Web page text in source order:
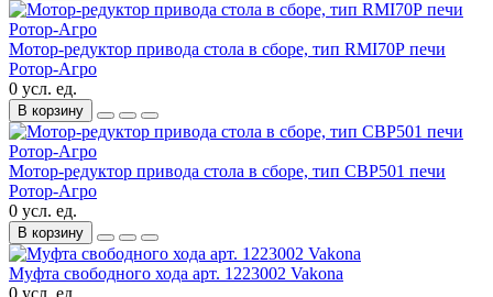
Мотор-редуктор привода стола в сборе, тип RMI70Р печи
Ротор-Агро
0 усл. ед.
В корзину
Мотор-редуктор привода стола в сборе, тип СВР501 печи
Ротор-Агро
0 усл. ед.
В корзину
Муфта свободного хода арт. 1223002 Vakona
0 усл. ед.